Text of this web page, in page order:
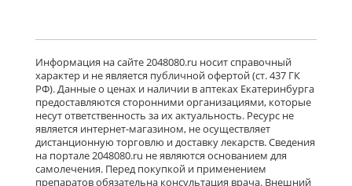
Информация на сайте 2048080.ru носит справочный
характер и не является публичной офертой (ст. 437 ГК
РФ). Данные о ценах и наличии в аптеках Екатеринбурга
предоставляются сторонними организациями, которые
несут ответственность за их актуальность. Ресурс не
является интернет-магазином, не осуществляет
дистанционную торговлю и доставку лекарств. Сведения
на портале 2048080.ru не являются основанием для
самолечения. Перед покупкой и применением
препаратов обязательна консультация врача. Внешний